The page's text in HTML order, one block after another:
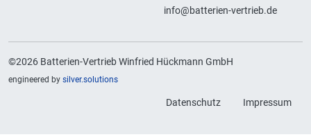
info@batterien-vertrieb.de
©2026 Batterien-Vertrieb Winfried Hückmann GmbH
engineered by silver.solutions
Datenschutz Impressum